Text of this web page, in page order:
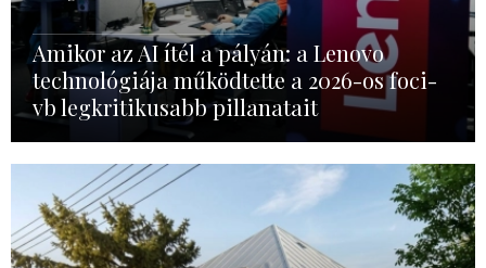
Amikor az AI ítél a pályán: a Lenovo
technológiája működtette a 2026-os foci-
vb legkritikusabb pillanatait